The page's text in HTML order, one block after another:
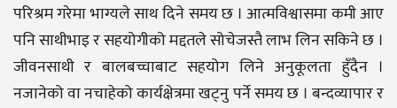
परिश्रम गरेमा भाग्यले साथ दिने समय छ । आत्मविश्वासमा कमी आए
पनि साथीभाइ र सहयोगीको मद्दतले सोचेजस्तै लाभ लिन सकिने छ ।
जीवनसाथी र बालबच्चाबाट सहयोग लिने अनुकूलता हुँदैन ।
नजानेको वा नचाहेको कार्यक्षेत्रमा खट्नु पर्ने समय छ । बन्दव्यापार र